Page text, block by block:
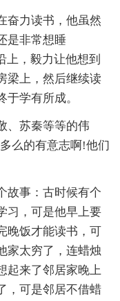
奋力读书，他虽然
是非常想睡
上，毅力让他想到
梁上，然后继续读
学有所成。
、苏秦等等的伟
么的有意志啊!他们
故事：古时候有个
习，可是他早上要
晚饭才能读书，可
家太穷了，连蜡烛
起来了邻居家晚上
，可是邻居不借蜡